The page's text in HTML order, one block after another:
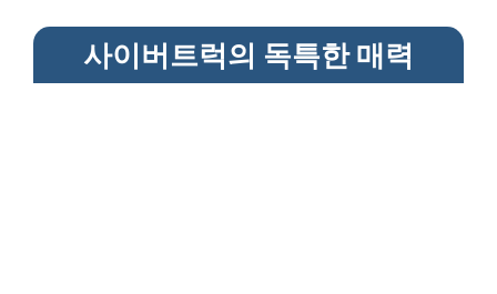
사이버트럭의 독특한 매력